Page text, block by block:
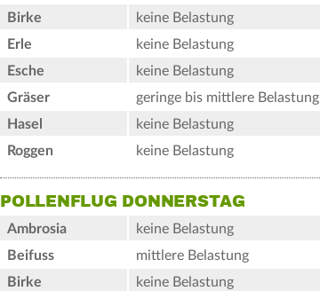
Birke
keine Belastung
Erle
keine Belastung
Esche
keine Belastung
Gräser
geringe bis mittlere Belastung
Hasel
keine Belastung
Roggen
keine Belastung
POLLENFLUG DONNERSTAG
Ambrosia
keine Belastung
Beifuss
mittlere Belastung
Birke
keine Belastung